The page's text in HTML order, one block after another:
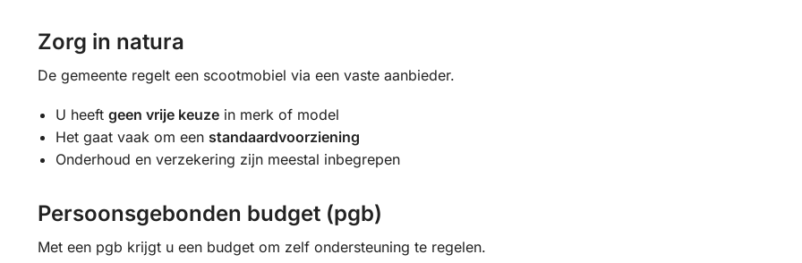
Zorg in natura
De gemeente regelt een scootmobiel via een vaste aanbieder.
U heeft geen vrije keuzein merk of model
Het gaat vaak om een standaardvoorziening
Onderhoud en verzekering zijn meestal inbegrepen
Persoonsgebonden budget (pgb)
Met een pgb krijgt u een budget om zelf ondersteuning te regelen.